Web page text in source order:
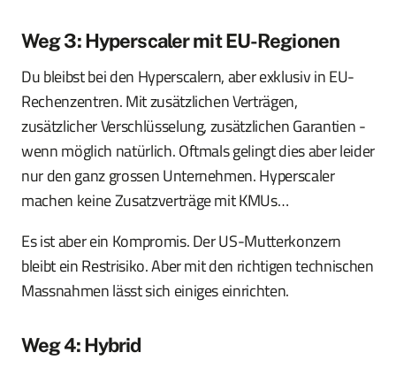
Weg 3: Hyperscaler mit EU-Regionen
Du bleibst bei den Hyperscalern, aber exklusiv in EU-
Rechenzentren. Mit zusätzlichen Verträgen,
zusätzlicher Verschlüsselung, zusätzlichen Garantien -
wenn möglich natürlich. Oftmals gelingt dies aber leider
nur den ganz grossen Unternehmen. Hyperscaler
machen keine Zusatzverträge mit KMUs…
Es ist aber ein Kompromis. Der US-Mutterkonzern
bleibt ein Restrisiko. Aber mit den richtigen technischen
Massnahmen lässt sich einiges einrichten.
Weg 4: Hybrid